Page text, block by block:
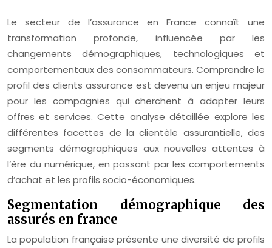
Le secteur de l’assurance en France connaît une
transformation profonde, influencée par les
changements démographiques, technologiques et
comportementaux des consommateurs. Comprendre le
profil des clients assurance est devenu un enjeu majeur
pour les compagnies qui cherchent à adapter leurs
offres et services. Cette analyse détaillée explore les
différentes facettes de la clientèle assurantielle, des
segments démographiques aux nouvelles attentes à
l’ère du numérique, en passant par les comportements
d’achat et les profils socio-économiques.
Segmentation démographique des
assurés en france
La population française présente une diversité de profils